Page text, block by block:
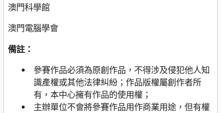
澳門科學館
澳門電腦學會
備註：
參賽作品必須為原創作品，不得涉及侵犯他人知
識產權或其他法律糾紛；作品版權屬創作者所
有，本中心擁有作品的使用權；
主辦單位不會將參賽作品用作商業用途，但有權